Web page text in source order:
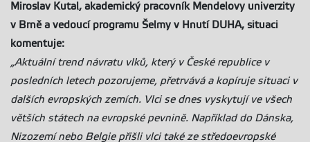
Miroslav Kutal, akademický pracovník Mendelovy univerzity
v Brně a vedoucí programu Šelmy v Hnutí DUHA, situaci
komentuje:
„Aktuální trend návratu vlků, který v České republice v
posledních letech pozorujeme, přetrvává a kopíruje situaci v
dalších evropských zemích. Vlci se dnes vyskytují ve všech
větších státech na evropské pevnině. Například do Dánska,
Nizozemí nebo Belgie přišli vlci také ze středoevropské